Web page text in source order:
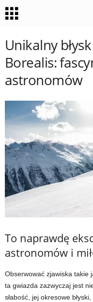
Unikalny
Borealis:
astronomów
To naprawdę
astronomów i
Obserwować zjawiska takie
ta gwiazda zazwyczaj jest
słabość, jej okresowe